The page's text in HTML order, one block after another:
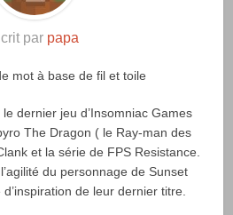
par papa
mot à base de fil et toile
dernier jeu d’Insomniac Games
The Dragon ( le Ray-man des
et la série de FPS Resistance.
du personnage de Sunset
de leur dernier titre.